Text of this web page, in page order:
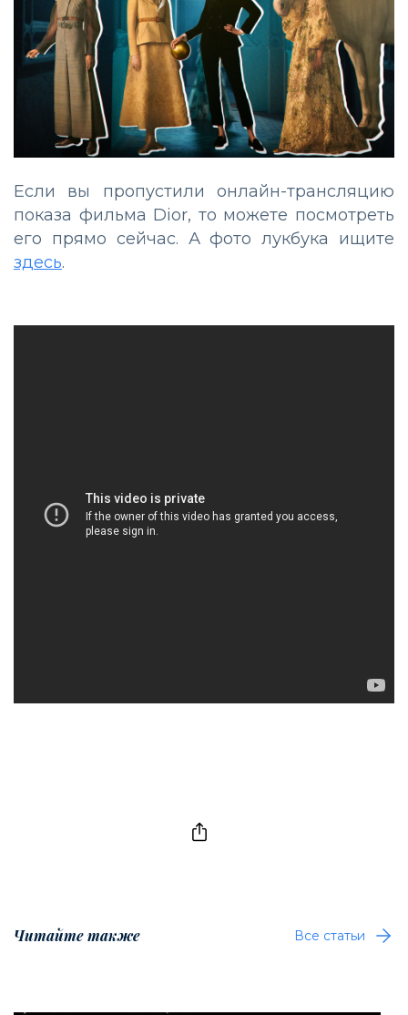
Если вы пропустили онлайн-трансляцию
показа фильма Dior, то можете посмотреть
его прямо сейчас. А фото лукбука ищите
здесь.
Читайте также Все статьи